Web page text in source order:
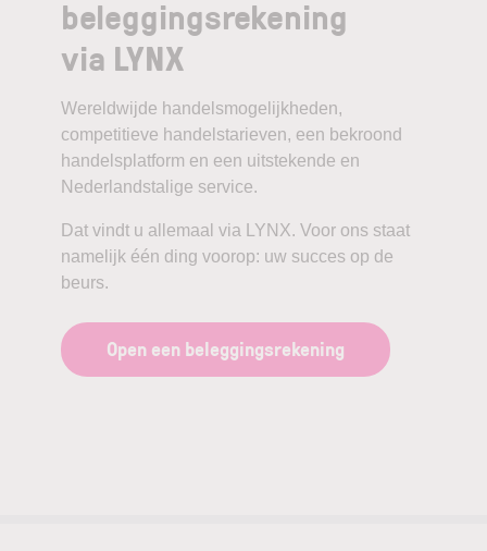
beleggingsrekening
via LYNX
Wereldwijde handelsmogelijkheden,
competitieve handelstarieven, een bekroond
handelsplatform en een uitstekende en
Nederlandstalige service.
Dat vindt u allemaal via LYNX. Voor ons staat
namelijk één ding voorop: uw succes op de
beurs.
Open een beleggingsrekening